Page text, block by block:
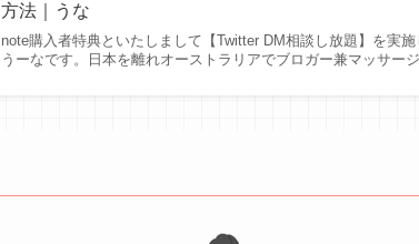
方法｜うな
note購入者特典といたしまして【Twitter DM相談し放題】を実施
うーなです。日本を離れオーストラリアでブロガー兼マッサー